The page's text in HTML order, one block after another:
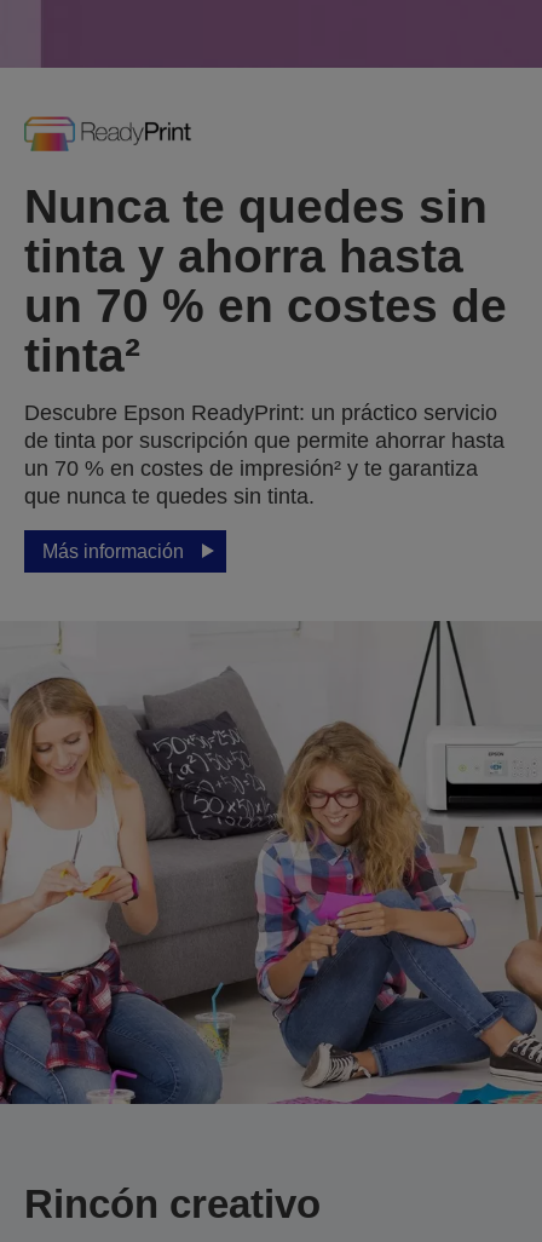
Nunca te quedes sin
tinta y ahorra hasta
un 70 % en costes de
tinta²
Descubre Epson ReadyPrint: un práctico servicio
de tinta por suscripción que permite ahorrar hasta
un 70 % en costes de impresión² y te garantiza
que nunca te quedes sin tinta.
Más información
Rincón creativo